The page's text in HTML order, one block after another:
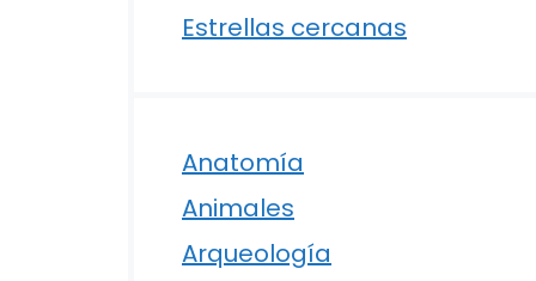
Estrellas cercanas
Anatomía
Animales
Arqueología